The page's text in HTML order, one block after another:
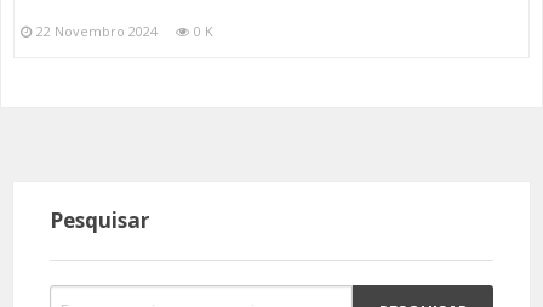
22 Novembro 2024 0 K
Pesquisar